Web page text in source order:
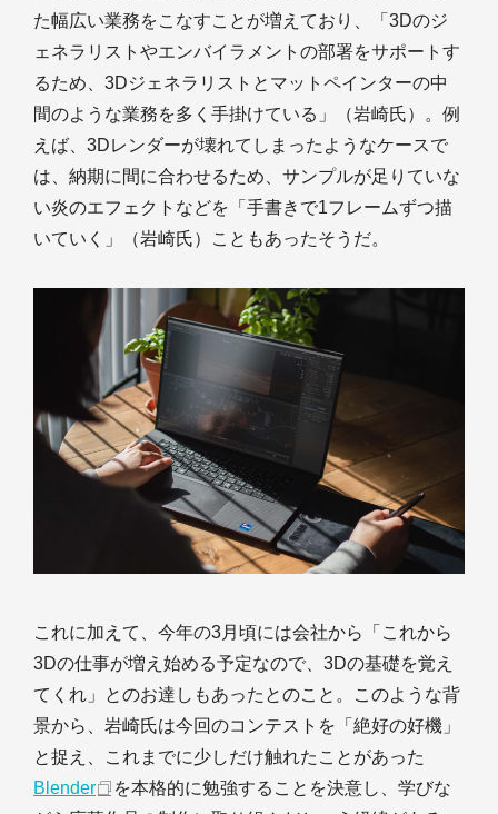
た幅広い業務をこなすことが増えており、「3Dのジ
ェネラリストやエンバイラメントの部署をサポートす
るため、3Dジェネラリストとマットペインターの中
間のような業務を多く手掛けている」（岩崎氏）。例
えば、3Dレンダーが壊れてしまったようなケースで
は、納期に間に合わせるため、サンプルが足りていな
い炎のエフェクトなどを「手書きで1フレームずつ描
いていく」（岩崎氏）こともあったそうだ。
これに加えて、今年の3月頃には会社から「これから
3Dの仕事が増え始める予定なので、3Dの基礎を覚え
てくれ」とのお達しもあったとのこと。このような背
景から、岩崎氏は今回のコンテストを「絶好の好機」
と捉え、これまでに少しだけ触れたことがあった
Blender
を本格的に勉強することを決意し、学びな